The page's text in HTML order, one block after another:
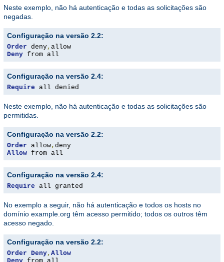
Neste exemplo, não há autenticação e todas as solicitações são
negadas.
Configuração na versão 2.2:
Order deny,
Deny from all
Configuração na versão 2.4:
Require all denied
Neste exemplo, não há autenticação e todas as solicitações são
permitidas.
Configuração na versão 2.2:
Order allow,
Allow from all
Configuração na versão 2.4:
Require all granted
No exemplo a seguir, não há autenticação e todos os hosts no
domínio example.org têm acesso permitido; todos os outros têm
acesso negado.
Configuração na versão 2.2:
Order Deny, Allow